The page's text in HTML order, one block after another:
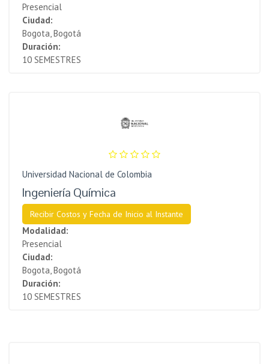
Presencial
Ciudad:
Bogota, Bogotá
Duración:
10 SEMESTRES
Universidad Nacional de Colombia
Ingeniería Química
Recibir Costos y Fecha de Inicio al Instante
Modalidad:
Presencial
Ciudad:
Bogota, Bogotá
Duración:
10 SEMESTRES